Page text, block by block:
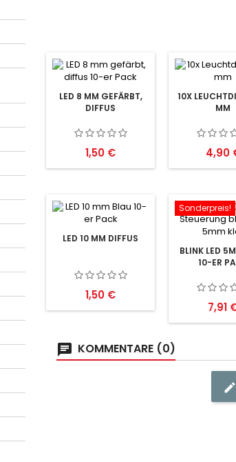
LED 8 MM GEFÄRBT,
DIFFUS
Preis
1,50 €
10X
MM
Preis
4,90
LED 10 MM DIFFUS
Preis
1,50 €
Sonderpreis!
BLINK LED
10-ER
Preis
7,91
KOMMENTARE (0)